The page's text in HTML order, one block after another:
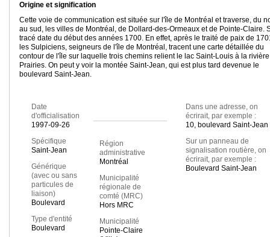
Origine et signification
Cette voie de communication est située sur l'île de Montréal et traverse, du
au sud, les villes de Montréal, de Dollard-des-Ormeaux et de Pointe-Claire.
tracé date du début des années 1700. En effet, après le traité de paix de
les Sulpiciens, seigneurs de l'île de Montréal, tracent une carte détaillée du
contour de l'île sur laquelle trois chemins relient le lac Saint-Louis à la
Prairies. On peut y voir la montée Saint-Jean, qui est plus tard devenue le
boulevard Saint-Jean.
Date
d'officialisation
1997-09-26
Spécifique
Saint-Jean
Générique
(avec ou sans
particules de
liaison)
Boulevard
Type d'entité
Boulevard
Région
administrative
Montréal
Municipalité
régionale de
comté (MRC)
Hors MRC
Municipalité
Pointe-Claire
Dans une adresse, on
écrirait, par exemple :
10, boulevard Saint-Jean
Sur un panneau de
signalisation routière, on
écrirait, par exemple :
Boulevard Saint-Jean